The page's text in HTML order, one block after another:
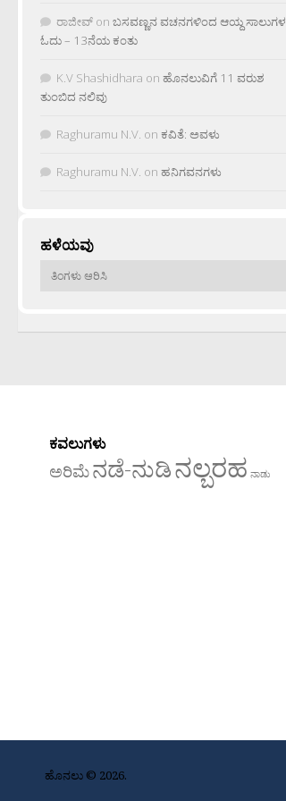
ರಾಜೀವ್ on ಬಸವಣ್ಣನ ವಚನಗಳಿಂದ ಆಯ್ದ ಸಾಲುಗಳ
ಓದು – 13ನೆಯ ಕಂತು
K.V Shashidhara on ಹೊನಲುವಿಗೆ 11 ವರುಶ
ತುಂಬಿದ ನಲಿವು
Raghuramu N.V. on ಕವಿತೆ: ಅವಳು
Raghuramu N.V. on ಹನಿಗವನಗಳು
ಹಳೆಯವು
ಹಳೆಯವು
ಕವಲುಗಳು
ಅರಿಮೆನಡೆ-ನುಡಿನಲ್ಬರಹ ನಾಡು
ಹೊನಲು © 2026.